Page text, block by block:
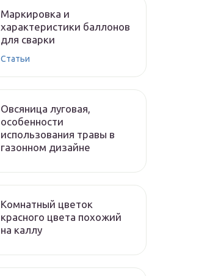
Маркировка и
характеристики баллонов
для сварки
Статьи
Овсяница луговая,
особенности
использования травы в
газонном дизайне
Комнатный цветок
красного цвета похожий
на каллу